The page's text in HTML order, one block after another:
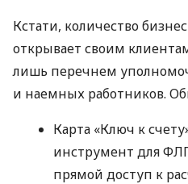
Кстати, количество
открывает своим
лишь перечнем
и наемных работников.
Карта «Ключ к
инструмент для
прямой доступ к